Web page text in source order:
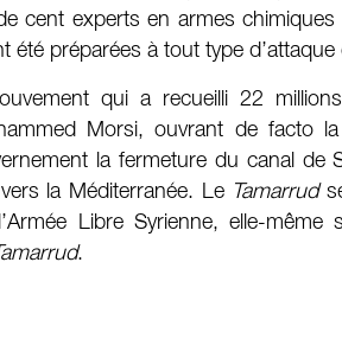
cent experts en armes
été préparées à tout type d’attaque
qui a recueilli 22
Morsi, ouvrant de facto la
la fermeture du canal de
la Méditerranée. Le
Tamarrud
Libre Syrienne, elle-même
.